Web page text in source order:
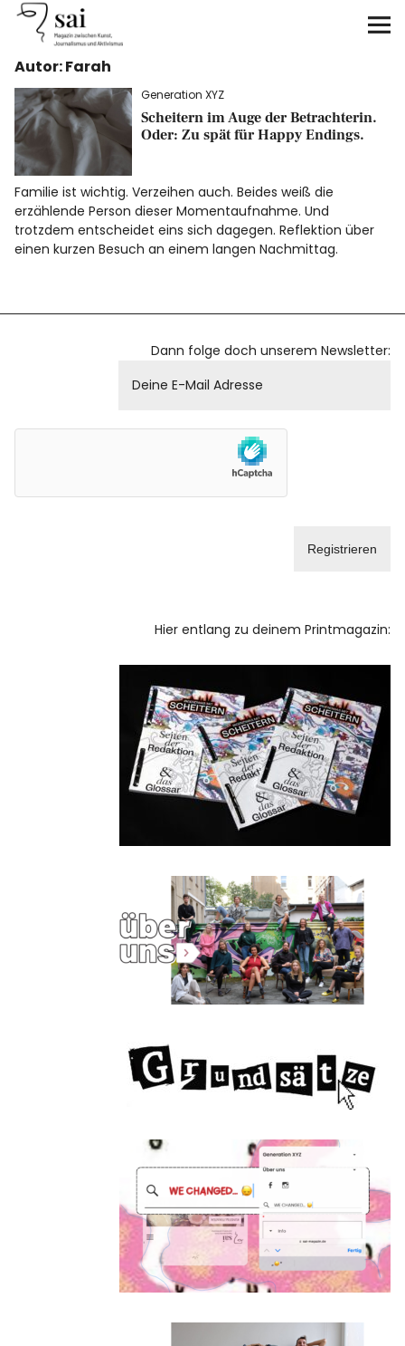
sai
Unterstützen
Klimagerechtigkeit
Antirassismus
Feminismen
Generation XYZ
Autor: Farah
Generation XYZ
Scheitern im Auge der Betrachterin.
Oder: Zu spät für Happy Endings.
Familie ist wichtig. Verzeihen auch. Beides weiß die
erzählende Person dieser Momentaufnahme. Und
trotzdem entscheidet eins sich dagegen. Reflektion über
einen kurzen Besuch an einem langen Nachmittag.
Dann folge doch unserem Newsletter:
Hier entlang zu deinem Printmagazin: